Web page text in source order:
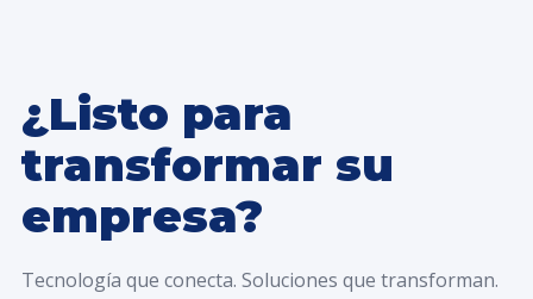
¿Listo para
transformar su
empresa?
Tecnología que conecta. Soluciones que transforman.